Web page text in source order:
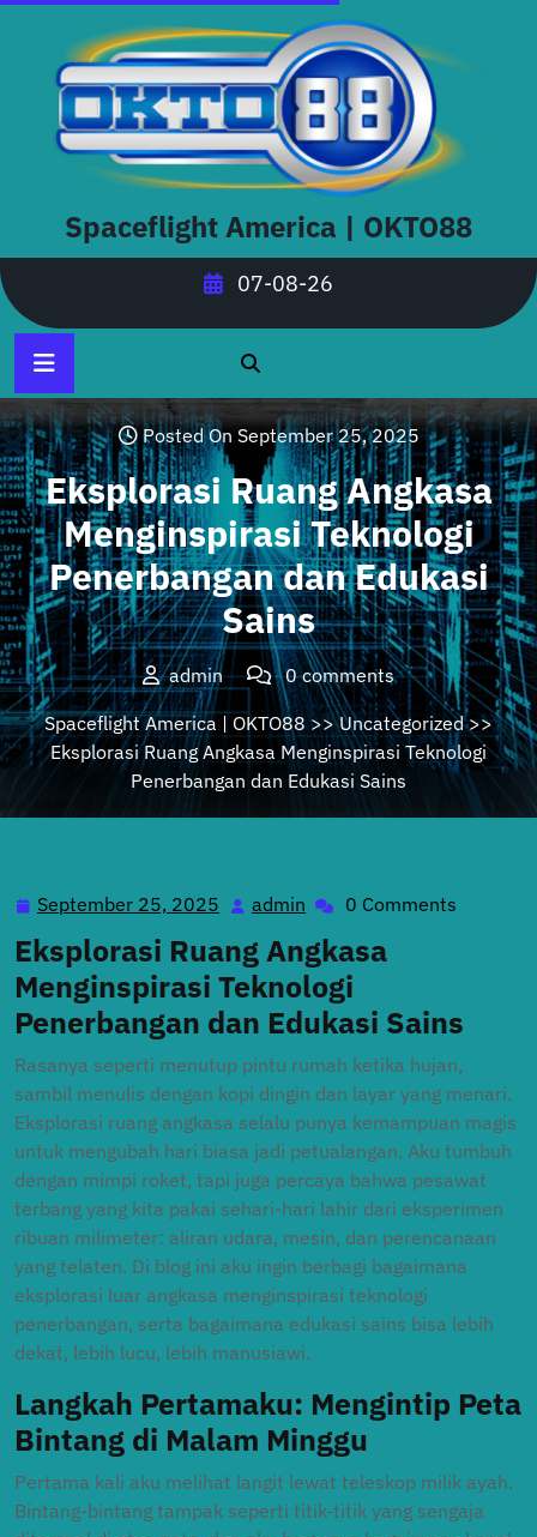
content
Spaceflight America | OKTO88
07-08-26
Posted On September 25, 2025
Eksplorasi Ruang Angkasa
Menginspirasi Teknologi
Penerbangan dan Edukasi
Sains
admin
0 comments
Spaceflight America | OKTO88>>Uncategorized>>
Eksplorasi Ruang Angkasa Menginspirasi Teknologi
Penerbangan dan Edukasi Sains
September 25, 2025 September
2025
admin admin0 Comments
Eksplorasi Ruang Angkasa
Menginspirasi Teknologi
Penerbangan dan Edukasi Sains
Rasanya seperti menutup pintu rumah ketika hujan,
sambil menulis dengan kopi dingin dan layar yang menari.
Eksplorasi ruang angkasa selalu punya kemampuan magis
untuk mengubah hari biasa jadi petualangan. Aku tumbuh
dengan mimpi roket, tapi juga percaya bahwa pesawat
terbang yang kita pakai sehari-hari lahir dari eksperimen
ribuan milimeter: aliran udara, mesin, dan perencanaan
yang telaten. Di blog ini aku ingin berbagi bagaimana
eksplorasi luar angkasa menginspirasi teknologi
penerbangan, serta bagaimana edukasi sains bisa lebih
dekat, lebih lucu, lebih manusiawi.
Langkah Pertamaku: Mengintip Peta
Bintang di Malam Minggu
Pertama kali aku melihat langit lewat teleskop milik ayah.
Bintang-bintang tampak seperti titik-titik yang sengaja